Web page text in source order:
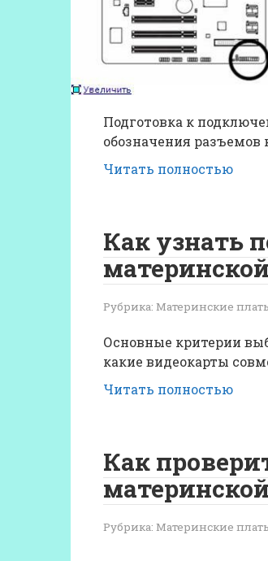
Подготовка к
обозначения
Читать полностью
Как узнать
Рубрика: Материнские
Основные критерии
какие видеокарты
Читать полностью
Как
Рубрика: Материнские